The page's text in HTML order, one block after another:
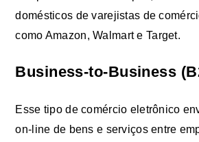
domésticos de varejistas de
como Amazon, Walmart e Target.
Business-to-Business
Esse tipo de comércio eletrônico
on-line de bens e serviços entre